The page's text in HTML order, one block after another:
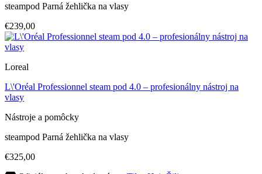
steampod Parná žehlička na vlasy
€239,00
Loreal
L\'Oréal Professionnel steam pod 4.0 – profesionálny nástroj na
vlasy
Nástroje a pomôcky
steampod Parná žehlička na vlasy
€325,00